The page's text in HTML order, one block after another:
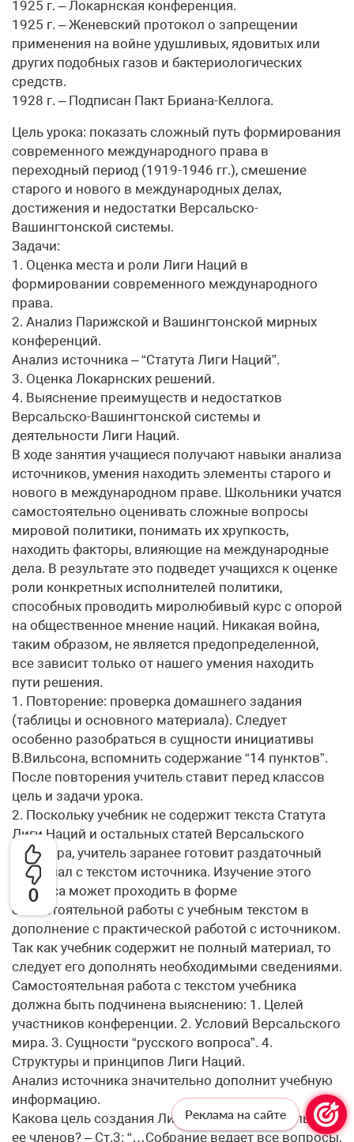
0
1925 г. – Локарнская конференция.
1925 г. – Женевский протокол о запрещении
применения на войне удушливых, ядовитых или
других подобных газов и бактериологических
средств.
1928 г. – Подписан Пакт Бриана-Келлога.
Цель урока: показать сложный путь формирования
современного международного права в
переходный период (1919-1946 гг.), смешение
старого и нового в международных делах,
достижения и недостатки Версальско-
Вашингтонской системы.
Задачи:
1. Оценка места и роли Лиги Наций в
формировании современного международного
права.
2. Анализ Парижской и Вашингтонской мирных
конференций.
Анализ источника – “Статута Лиги Наций”.
3. Оценка Локарнских решений.
4. Выяснение преимуществ и недостатков
Версальско-Вашингтонской системы и
деятельности Лиги Наций.
В ходе занятия учащиеся получают навыки анализа
источников, умения находить элементы старого и
нового в международном праве. Школьники учатся
самостоятельно оценивать сложные вопросы
мировой политики, понимать их хрупкость,
находить факторы, влияющие на международные
дела. В результате это подведет учащихся к оценке
роли конкретных исполнителей политики,
способных проводить миролюбивый курс с опорой
на общественное мнение наций. Никакая война,
таким образом, не является предопределенной,
все зависит только от нашего умения находить
пути решения.
1. Повторение: проверка домашнего задания
(таблицы и основного материала). Следует
особенно разобраться в сущности инициативы
В.Вильсона, вспомнить содержание “14 пунктов”.
После повторения учитель ставит перед классов
цель и задачи урока.
2. Поскольку учебник не содержит текста Статута
Лиги Наций и остальных статей Версальского
договора, учитель заранее готовит раздаточный
материал с текстом источника. Изучение этого
вопроса может проходить в форме
самостоятельной работы с учебным текстом в
дополнение с практической работой с источником.
Так как учебник содержит не полный материал, то
следует его дополнять необходимыми сведениями.
Самостоятельная работа с текстом учебника
должна быть подчинена выяснению: 1. Целей
участников конференции. 2. Условий Версальского
мира. 3. Сущности “русского вопроса”. 4.
Структуры и принципов Лиги Наций.
Анализ источника значительно дополнит учебную
информацию.
Какова цель создания Лиги Наций и обязательства
ее членов? – Ст.3: “…Собрание ведает все вопросы,
Реклама на сайте